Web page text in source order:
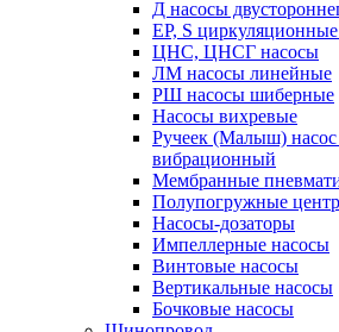
Д насосы
EP, S
ЦНС, ЦНСГ насосы
ЛМ насосы линейные
РШ насосы шиберные
Насосы вихревые
Ручеек (Малыш)
вибрационный
Мембранные
Полупогружные
Насосы-дозаторы
Импеллерные насосы
Винтовые насосы
Вертикальные насосы
Бочковые насосы